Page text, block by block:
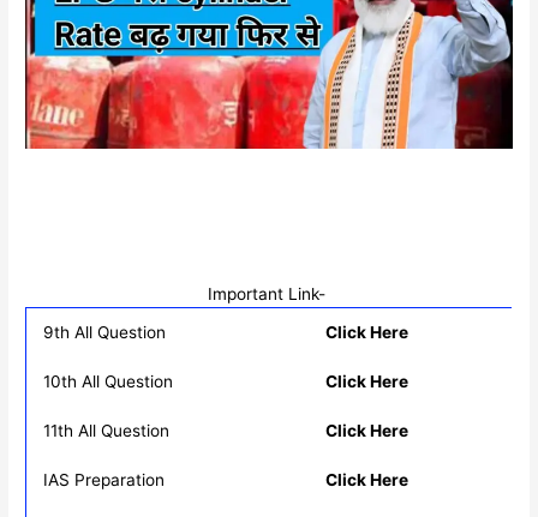
Important Link-
9th All Question
Click Here
10th All Question Click Here
11th All Question Click Here
IAS Preparation Click Here